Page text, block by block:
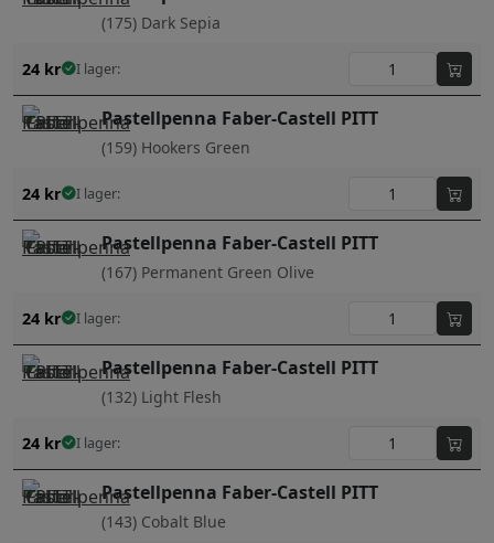
(175) Dark Sepia
24 kr I lager:
Pastellpenna Faber-Castell PITT
(159) Hookers Green
24 kr I lager:
Pastellpenna Faber-Castell PITT
(167) Permanent Green Olive
24 kr I lager:
Pastellpenna Faber-Castell PITT
(132) Light Flesh
24 kr I lager:
Pastellpenna Faber-Castell PITT
(143) Cobalt Blue